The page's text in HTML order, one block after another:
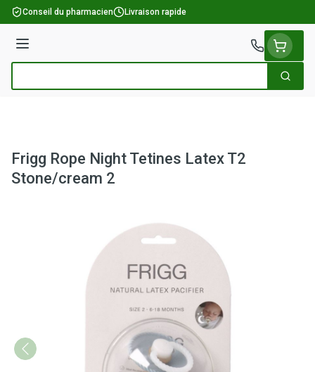
Aller au contenu
Conseil du pharmacien Livraison rapide
Menu
Frigg Rope Night Tetines Latex T2
Stone/cream 2